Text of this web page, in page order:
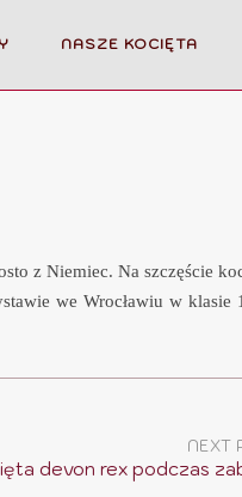
NASZE KOCIĘTA
z Niemiec. Na szczęście
we Wrocławiu w klasie
NEXT
devon rex podczas